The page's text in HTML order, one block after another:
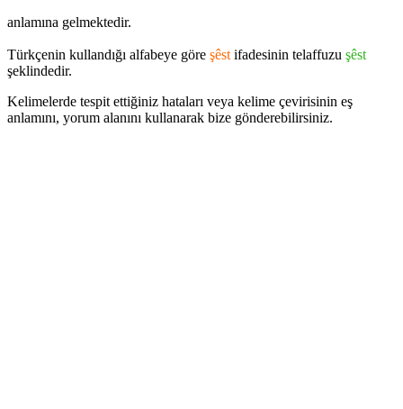
anlamına gelmektedir.
Türkçenin kullandığı alfabeye göre şêst ifadesinin telaffuzu şêst
şeklindedir.
Kelimelerde tespit ettiğiniz hataları veya kelime çevirisinin eş
anlamını, yorum alanını kullanarak bize gönderebilirsiniz.